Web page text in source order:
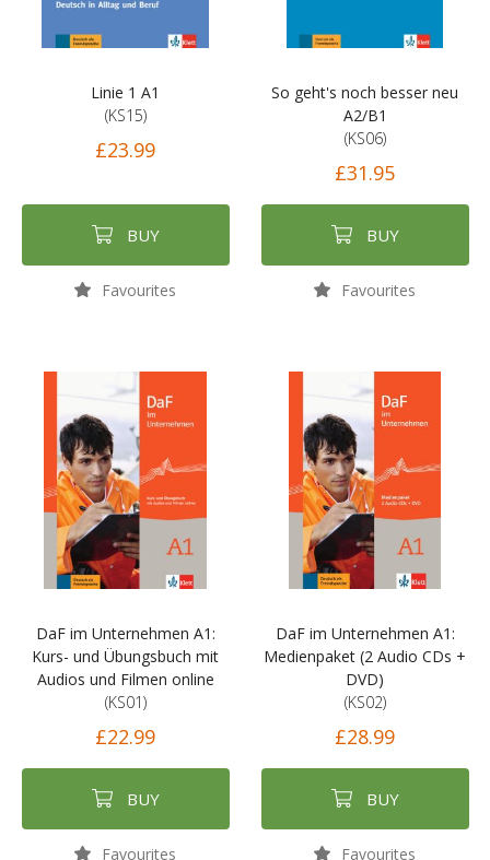
Linie 1 A1
(KS15)
£23.99
BUY
Favourites
So geht's noch besser neu
A2/B1
(KS06)
£31.95
BUY
Favourites
DaF im Unternehmen A1:
Kurs- und Übungsbuch mit
Audios und Filmen online
(KS01)
£22.99
BUY
Favourites
DaF im Unternehmen A1:
Medienpaket (2 Audio CDs +
DVD)
(KS02)
£28.99
BUY
Favourites